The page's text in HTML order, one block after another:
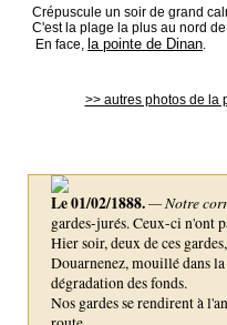
Crépuscule un soir de grand
C'est la plage la plus au nord
En face, la pointe de Dinan.
>> autres photos de la
Le 01/02/1888.— Notre
gardes-jurés. Ceux-ci n'ont
Hier soir, deux de ces
Douarnenez, mouillé dans
dégradation des fonds.
Nos gardes se rendirent à